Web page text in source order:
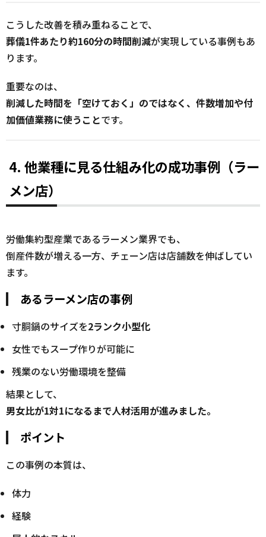
こうした改善を積み重ねることで、
葬儀1件あたり約160分の時間削減が実現している事例もあ
ります。
重要なのは、
削減した時間を「空けておく」のではなく、件数増加や付
加価値業務に使うことです。
4. 他業種に見る仕組み化の成功事例（ラー
メン店）
労働集約型産業であるラーメン業界でも、
倒産件数が増える一方、チェーン店は店舗数を伸ばしてい
ます。
あるラーメン店の事例
寸胴鍋のサイズを2ランク小型化
女性でもスープ作りが可能に
残業のない労働環境を整備
結果として、
男女比が1対1になるまで人材活用が進みました。
ポイント
この事例の本質は、
体力
経験